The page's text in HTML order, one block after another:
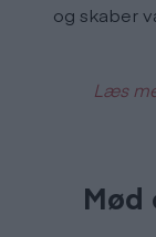
og skaber
Læs
Mød